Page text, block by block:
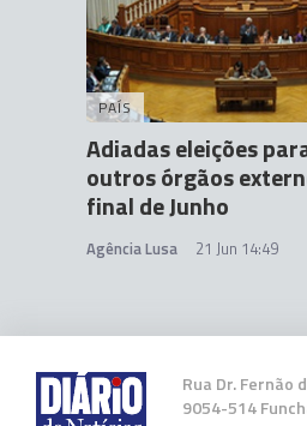
PAÍS
Adiadas eleições
outros órgãos
final de Junho
Agência Lusa 21 Jun 14:49
Rua Dr. Fernão
9054-514